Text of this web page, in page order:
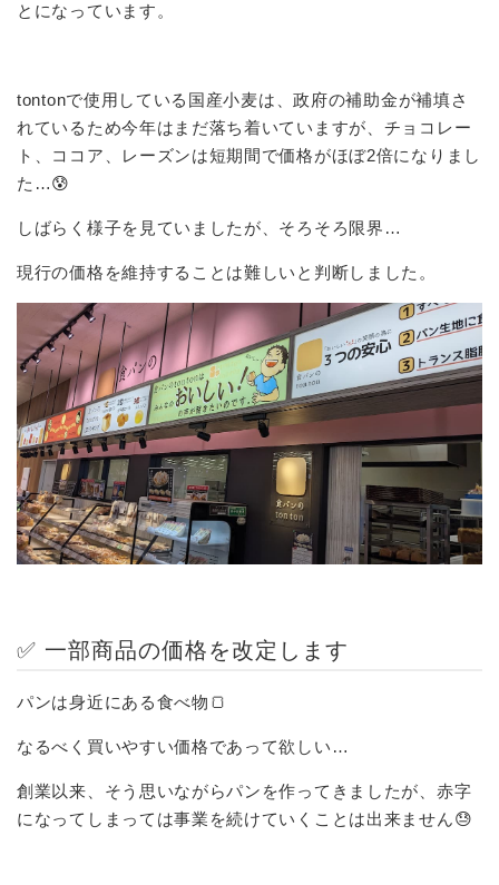
とになっています。
tontonで使用している国産小麦は、政府の補助金が補填さ
れているため今年はまだ落ち着いていますが、チョコレー
ト、ココア、レーズンは短期間で価格がほぼ2倍になりまし
た…😰
しばらく様子を見ていましたが、そろそろ限界…
現行の価格を維持することは難しいと判断しました。
✅ 一部商品の価格を改定します
パンは身近にある食べ物🍞
なるべく買いやすい価格であって欲しい…
創業以来、そう思いながらパンを作ってきましたが、赤字
になってしまっては事業を続けていくことは出来ません😓